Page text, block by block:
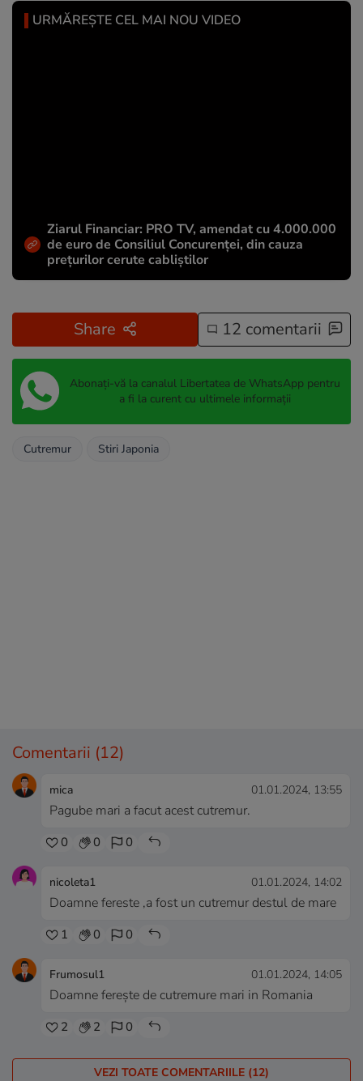
URMĂREȘTE CEL MAI NOU VIDEO
Ziarul Financiar: PRO TV, amendat cu 4.000.000
de euro de Consiliul Concurenței, din cauza
prețurilor cerute cabliștilor
Share 12 comentarii
Abonați-vă la canalul Libertatea de WhatsApp pentru
a fi la curent cu ultimele informații
Cutremur Stiri Japonia
Comentarii (12)
mica 01.01.2024, 13:55
Pagube mari a facut acest cutremur.
0 0 0
nicoleta1 01.01.2024, 14:02
Doamne fereste ,a fost un cutremur destul de mare
1 0 0
Frumosul1 01.01.2024, 14:05
Doamne ferește de cutremure mari in Romania
2 2 0
VEZI TOATE COMENTARIILE (12)